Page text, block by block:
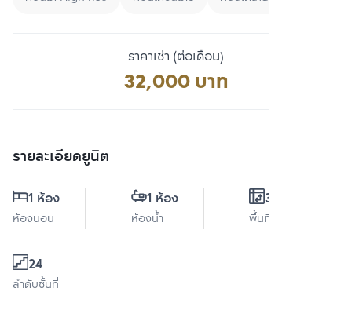
ราคาเช่า (ต่อเดือน)
32,000 บาท
รายละเอียดยูนิต
1 ห้อง
ห้องนอน
1 ห้อง
ห้องน้ำ
33 ตร.ม.
พื้นที่ใช้สอย
24
ลำดับชั้นที่